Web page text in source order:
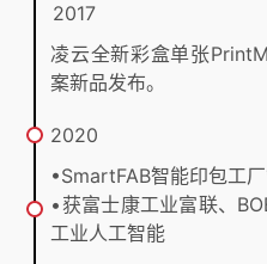
2017
凌云全新彩盒单张
案新品发布。
2020
•SmartFAB智能印包工
•获富士康工业富联、
工业人工智能